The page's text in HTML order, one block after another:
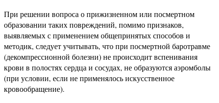
При решении вопроса о прижизненном или посмертном
образовании таких повреждений, помимо признаков,
выявляемых с применением общепринятых способов и
методик, следует учитывать, что при посмертной баротравме
(декомпрессионной болезни) не происходит вспенивания
крови в полостях сердца и сосудах, не образуются аэромболы
(при условии, если не применялось искусственное
кровообращение).